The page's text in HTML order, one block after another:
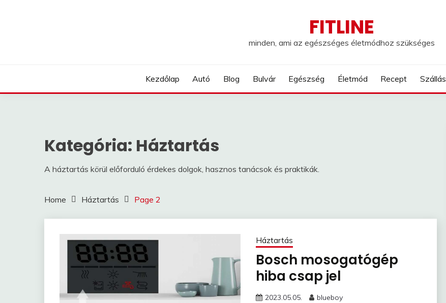
FITLINE
minden, ami az egészséges életmódhoz szükséges
Kezdőlap Autó Blog Bulvár Egészség Életmód Recept Szállás
Kategória: Háztartás
A háztartás körül előforduló érdekes dolgok, hasznos tanácsok és praktikák.
Home Háztartás Page 2
Háztartás
Bosch mosogatógép
hiba csap jel
2023.05.05. blueboy